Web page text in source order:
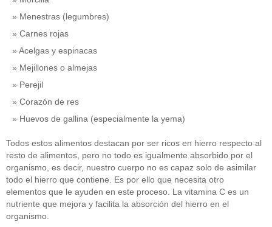
Menestras (legumbres)
Carnes rojas
Acelgas y espinacas
Mejillones o almejas
Perejil
Corazón de res
Huevos de gallina (especialmente la yema)
Todos estos alimentos destacan por ser ricos en hierro respecto al
resto de alimentos, pero no todo es igualmente absorbido por el
organismo, es decir, nuestro cuerpo no es capaz solo de asimilar
todo el hierro que contiene. Es por ello que necesita otro
elementos que le ayuden en este proceso. La vitamina C es un
nutriente que mejora y facilita la absorción del hierro en el
organismo.